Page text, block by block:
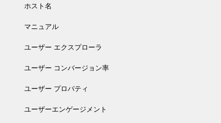
ホスト名
マニュアル
ユーザー エクスプローラ
ユーザー コンバージョン率
ユーザー プロパティ
ユーザーエンゲージメント